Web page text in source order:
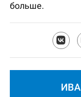
больше.